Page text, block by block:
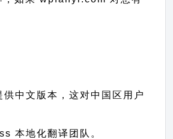
中文版本，这对中国区用户
本地化翻译团队。